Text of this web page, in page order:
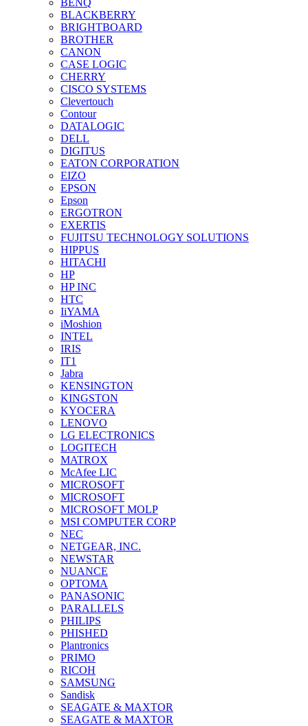
BLACKBERRY
BRIGHTBOARD
BROTHER
CANON
CASE LOGIC
CHERRY
CISCO SYSTEMS
Clevertouch
Contour
DATALOGIC
DELL
DIGITUS
EATON CORPORATION
EIZO
EPSON
Epson
ERGOTRON
EXERTIS
FUJITSU TECHNOLOGY SOLUTIONS
HIPPUS
HITACHI
HP
HP INC
HTC
IiYAMA
iMoshion
INTEL
IRIS
IT1
Jabra
KENSINGTON
KINGSTON
KYOCERA
LENOVO
LG ELECTRONICS
LOGITECH
MATROX
McAfee LIC
MICROSOFT
MICROSOFT
MICROSOFT MOLP
MSI COMPUTER CORP
NEC
NETGEAR, INC.
NEWSTAR
NUANCE
OPTOMA
PANASONIC
PARALLELS
PHILIPS
PHISHED
Plantronics
PRIMO
RICOH
SAMSUNG
Sandisk
SEAGATE & MAXTOR
SEAGATE & MAXTOR